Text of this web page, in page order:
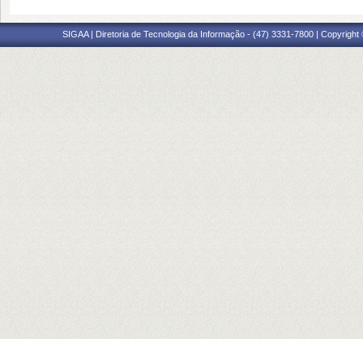
SIGAA | Diretoria de Tecnologia da Informação - (47) 3331-7800 |